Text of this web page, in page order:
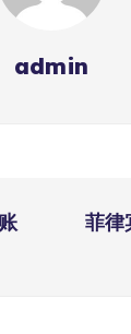
admin
菲律